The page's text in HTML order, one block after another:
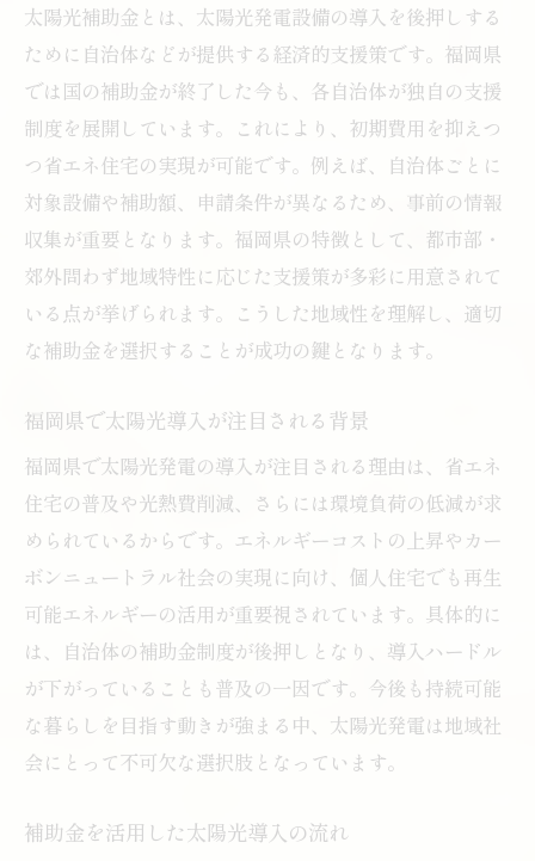
福岡県の2025年度太陽光支援策の変化点
2025年太陽光補助金申請時の注意事項
太陽光補助金2025年の予算や条件の傾向
過去と比較した2025年太陽光補助金の違い
今後の太陽光補助金動向と住宅選びの指針
蓄電池と太陽光を組み合わせる省エネ住宅の実
現法
太陽光と蓄電池の連携で省エネ住宅を目指
す
蓄電池導入時の福岡県補助金活用ポイント
太陽光と蓄電池の補助金併用メリット解説
省エネ住宅に最適な太陽光と蓄電池の選び
方
福岡県で太陽光と蓄電池を賢く組み合わせ
るコツ
太陽光補助金利用で実現する快適な省エネ
生活
省エネ住宅を目指すなら福岡県の補助金情報に
注目
用
太陽光補助金とは、太陽光発電設備の導入を後押しする
ために自治体などが提供する経済的支援策です。福岡県
では国の補助金が終了した今も、各自治体が独自の支援
制度を展開しています。これにより、初期費用を抑えつ
つ省エネ住宅の実現が可能です。例えば、自治体ごとに
対象設備や補助額、申請条件が異なるため、事前の情報
収集が重要となります。福岡県の特徴として、都市部・
郊外問わず地域特性に応じた支援策が多彩に用意されて
いる点が挙げられます。こうした地域性を理解し、適切
な補助金を選択することが成功の鍵となります。
福岡県で太陽光導入が注目される背景
福岡県で太陽光発電の導入が注目される理由は、省エネ
住宅の普及や光熱費削減、さらには環境負荷の低減が求
められているからです。エネルギーコストの上昇やカー
ボンニュートラル社会の実現に向け、個人住宅でも再生
可能エネルギーの活用が重要視されています。具体的に
は、自治体の補助金制度が後押しとなり、導入ハードル
が下がっていることも普及の一因です。今後も持続可能
な暮らしを目指す動きが強まる中、太陽光発電は地域社
会にとって不可欠な選択肢となっています。
補助金を活用した太陽光導入の流れ